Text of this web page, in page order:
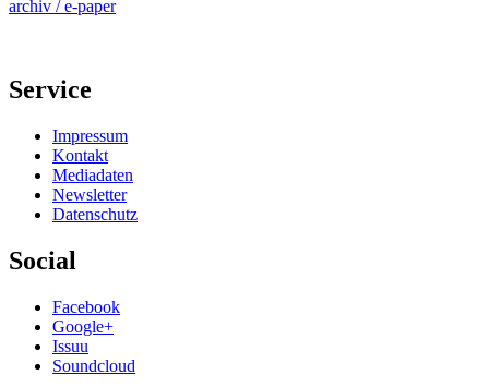
archiv / e-paper
Service
Impressum
Kontakt
Mediadaten
Newsletter
Datenschutz
Social
Facebook
Google+
Issuu
Soundcloud